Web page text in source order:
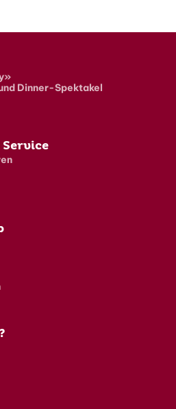
Dinner-Spektakel